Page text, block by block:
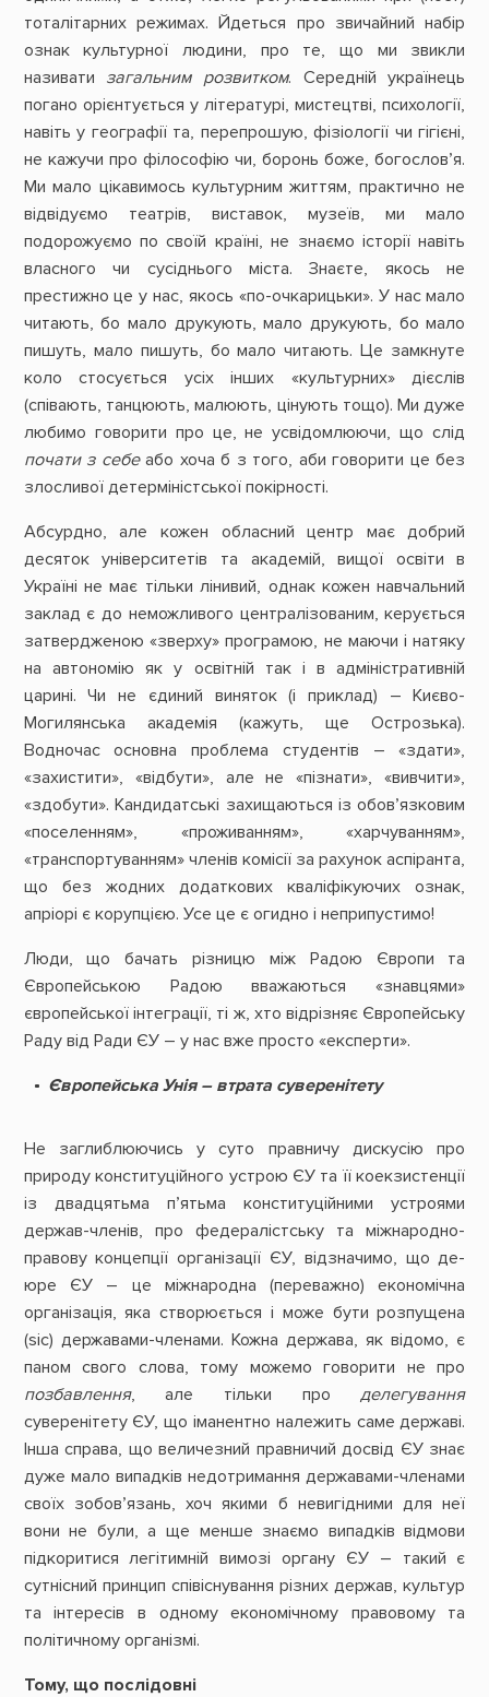
тоталітарних режимах. Йдеться про звичайний набір
ознак культурної людини, про те, що ми звикли
називати загальним розвитком. Середній українець
погано орієнтується у літературі, мистецтві, психології,
навіть у географії та, перепрошую, фізіології чи гігієні,
не кажучи про філософію чи, боронь боже, богослов’я.
Ми мало цікавимось культурним життям, практично не
відвідуємо театрів, виставок, музеїв, ми мало
подорожуємо по своїй країні, не знаємо історії навіть
власного чи сусіднього міста. Знаєте, якось не
престижно це у нас, якось «по-очкарицьки». У нас мало
читають, бо мало друкують, мало друкують, бо мало
пишуть, мало пишуть, бо мало читають. Це замкнуте
коло стосується усіх інших «культурних» дієслів
(співають, танцюють, малюють, цінують тощо). Ми дуже
любимо говорити про це, не усвідомлюючи, що слід
почати з себеабо хоча б з того, аби говорити це без
злосливої детерміністської покірності.
Абсурдно, але кожен обласний центр має добрий
десяток університетів та академій, вищої освіти в
Україні не має тільки лінивий, однак кожен навчальний
заклад є до неможливого централізованим, керується
затвердженою «зверху» програмою, не маючи і натяку
на автономію як у освітній так і в адміністративній
царині. Чи не єдиний виняток (і приклад) – Києво-
Могилянська академія (кажуть, ще Острозька).
Водночас основна проблема студентів – «здати»,
«захистити», «відбути», але не «пізнати», «вивчити»,
«здобути». Кандидатські захищаються із обов’язковим
«поселенням», «проживанням», «харчуванням»,
«транспортуванням» членів комісії за рахунок аспіранта,
що без жодних додаткових кваліфікуючих ознак,
апріорі є корупцією. Усе це є огидно і неприпустимо!
Люди, що бачать різницю між Радою Європи та
Європейською Радою вважаються «знавцями»
європейської інтеграції, ті ж, хто відрізняє Європейську
Раду від Ради ЄУ – у нас вже просто «експерти».
Європейська Унія – втрата суверенітету
Не заглиблюючись у суто правничу дискусію про
природу конституційного устрою ЄУ та її коекзистенції
із двадцятьма п’ятьма конституційними устроями
держав-членів, про федералістську та міжнародно-
правову концепції організації ЄУ, відзначимо, що де-
юре ЄУ – це міжнародна (переважно) економічна
організація, яка створюється і може бути розпущена
(sic) державами-членами. Кожна держава, як відомо, є
паном свого слова, тому можемо говорити не про
позбавлення, але тільки проделегування
суверенітету ЄУ, що іманентно належить саме державі.
Інша справа, що величезний правничий досвід ЄУ знає
дуже мало випадків недотримання державами-членами
своїх зобов’язань, хоч якими б невигідними для неї
вони не були, а ще менше знаємо випадків відмови
підкоритися легітимній вимозі органу ЄУ – такий є
сутнісний принцип співіснування різних держав, культур
та інтересів в одному економічному правовому та
політичному організмі.
Тому, що послідовні